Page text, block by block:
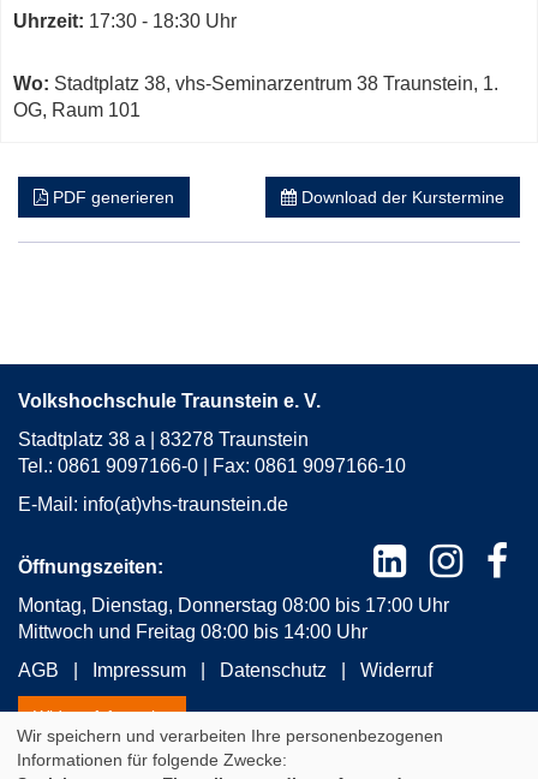
38
in
neuem
Kurs
Uhrzeit: 17:30 - 18:30 Uhr
Wo: Stadtplatz 38, vhs-Seminarzentrum 38 Traunstein, 1.
OG, Raum 101
PDF generieren Download der Kurstermine
Volkshochschule Traunstein e. V.
Stadtplatz 38 a | 83278 Traunstein
Tel.: 0861 9097166-0 | Fax: 0861 9097166-10
E-Mail: info(at)vhs-traunstein.de
Öffnungszeiten:
Montag, Dienstag, Donnerstag 08:00 bis 17:00 Uhr
Mittwoch und Freitag 08:00 bis 14:00 Uhr
AGB
Impressum Datenschutz Widerruf
Widerrufsformular
Wir speichern und verarbeiten Ihre personenbezogenen
Informationen für folgende Zwecke: